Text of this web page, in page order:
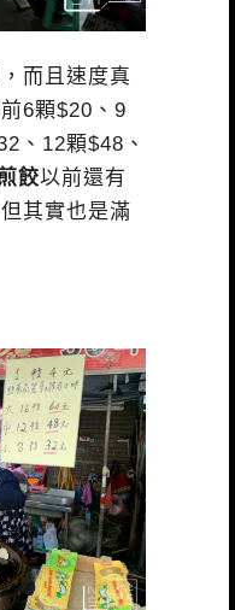
而且速度真
6顆$20、9
、12顆$48、
餃以前還有
其實也是滿